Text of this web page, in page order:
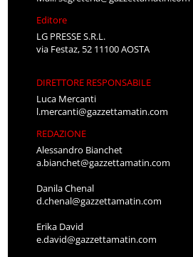
Editore
LG PRESSE S.R.L.
via Festaz, 52 11100 AOSTA
DIRETTORE RESPONSABILE
Luca Mercanti
l.mercanti@gazzettamatin.com
REDAZIONE
Alessandro Bianchet
a.bianchet@gazzettamatin.com
Danila Chenal
d.chenal@gazzettamatin.com
Erika David
e.david@gazzettamatin.com